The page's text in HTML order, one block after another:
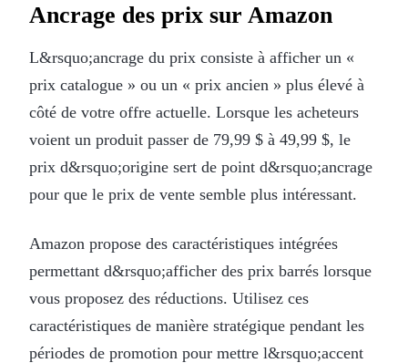
Ancrage des prix sur Amazon
L&rsquo;ancrage du prix consiste à afficher un «
prix catalogue » ou un « prix ancien » plus élevé à
côté de votre offre actuelle. Lorsque les acheteurs
voient un produit passer de 79,99 $ à 49,99 $, le
prix d&rsquo;origine sert de point d&rsquo;ancrage
pour que le prix de vente semble plus intéressant.
Amazon propose des caractéristiques intégrées
permettant d&rsquo;afficher des prix barrés lorsque
vous proposez des réductions. Utilisez ces
caractéristiques de manière stratégique pendant les
périodes de promotion pour mettre l&rsquo;accent